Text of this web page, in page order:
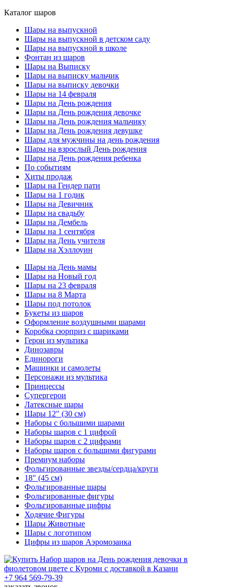
Каталог шаров
Шары на выпускной
Шары на выпускной в детском саду
Шары на выпускной в школе
Фонтан из шаров
Шары на Выписку
Шары на выписку мальчик
Шары на выписку девочки
Шары на 14 февраля
Шары на День рождения
Шары на День рождения девочке
Шары на День рождения мальчику
Шары на День рождения девушке
Шары для мужчины на день рождения
Шары на взрослый День рождения
Шары на День рождения ребенка
По событиям
Хиты продаж
Шары на Гендер пати
Шары на 1 годик
Шары на Девичник
Шары на свадьбу
Шары на Дембель
Шары на 1 сентября
Шары на День учителя
Шары на Хэллоуин
Шары на День мамы
Шары на Новый год
Шары на 23 февраля
Шары на 8 Марта
Шары под потолок
Букеты из шаров
Оформление воздушными шарами
Коробка сюрприз с шариками
Герои из мультика
Динозавры
Единороги
Машинки и самолеты
Персонажи из мультика
Принцессы
Супергерои
Латексные шары
Шары 12" (30 см)
Наборы с большими шарами
Наборы шаров с 1 цифрой
Наборы шаров с 2 цифрами
Наборы шаров с большими фигурами
Премиум наборы
Фольгированные звезды/сердца/круги
18" (45 см)
Фольгированные шары
Фольгированные фигуры
Фольгированные цифры
Ходячие Фигуры
Шары Животные
Шары с логотипом
Цифры из шаров Аэромозаика
+7 964 569-79-39